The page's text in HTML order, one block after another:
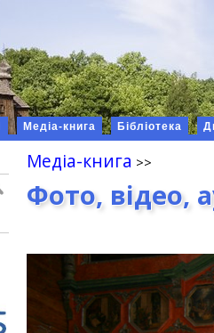
Медіа-книга Бібліотека
Медіа-книга
Фото, відео,